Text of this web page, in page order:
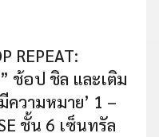
REPEAT:
ช้อป ชิล และเติม
ความหมาย’ 1 –
ชั้น 6 เซ็นทรัล